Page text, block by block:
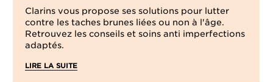
Clarins vous propose ses solutions pour lutter
contre les taches brunes liées ou non à l'âge.
Retrouvez les conseils et soins anti imperfections
adaptés.
LIRE LA SUITE